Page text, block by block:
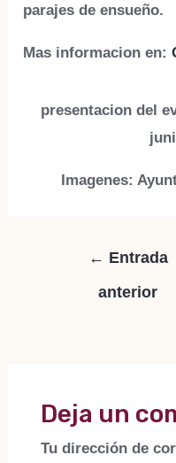
parajes de ensueño.
Mas informacion en:
presentacion del
Imagenes:
Navegación
← Entrada
anterior
Deja un
Tu dirección de